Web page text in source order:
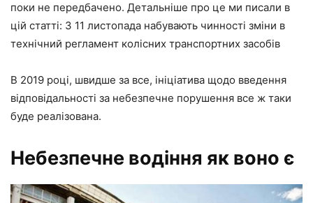
поки не передбачено. Детальніше про це ми писали в
цій статті: З 11 листопада набувають чинності зміни в
технічний регламент колісних транспортних засобів
В 2019 році, швидше за все, ініціатива щодо введення
відповідальності за небезпечне порушення все ж таки
буде реалізована.
Небезпечне водіння як воно є